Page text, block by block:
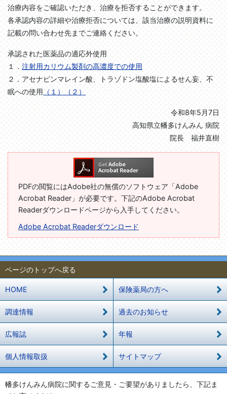
治療内容をご確認いただき、治療を拒否することができます。
各承認内容の詳細や治療拒否については、該当治療の説明資料に
記載の問い合わせ先までご連絡ください。
承認された医薬品の適応外使用
１． 注射用カリウム製剤の高濃度での使用
２．アセナピンマレイン酸、トラゾドン塩酸塩によるせん妄、不
眠への使用 （１） （２）
令和8年5月7日
高知県立幡多けんみん 病院
院長 福井直樹
PDFの閲覧にはAdobe社の無償のソフトウェア「Adobe
Acrobat Reader」が必要です。下記のAdobe Acrobat
Readerダウンロードページから入手してください。
Adobe Acrobat Readerダウンロード
ページのトップへ戻る
HOME 保険薬局の方へ
調達情報 過去のお知らせ
広報誌 年報
個人情報取扱 サイトマップ
幡多けんみん病院に関するご意見・ご要望がありましたら、下記ま